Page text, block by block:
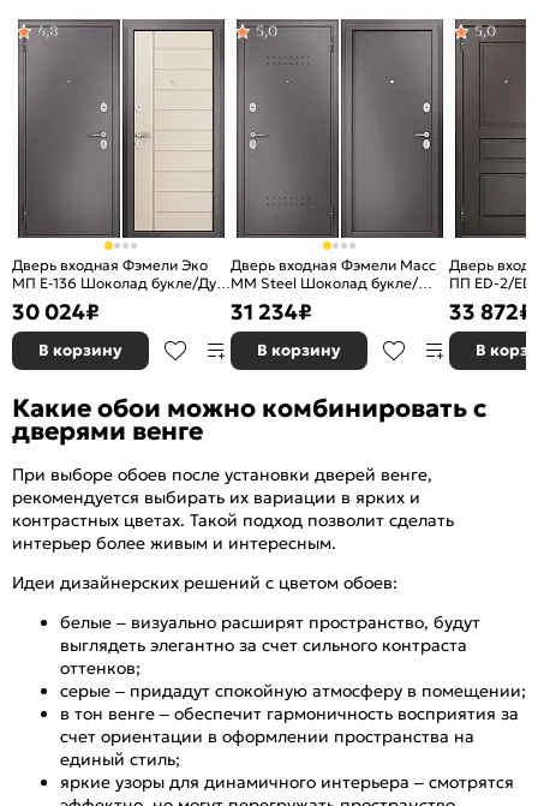
Дверь входная Фэмели Эко
МП E-136 Шоколад букле/Дуб
кофейный матовый, 2 замка
4,8
30 024₽
В корзину
Дверь входная Фэмели Масс
ММ Steel Шоколад букле/
Шоколад букле, 2 замка
5,0
31 234₽
В корзину
Дверь
ПП ED-2/
Шоколад
ларче, 2
задвижкой
5,0
33 872₽
В
Какие обои можно комбинировать с
дверями венге
При выборе обоев после установки дверей венге,
рекомендуется выбирать их вариации в ярких и
контрастных цветах. Такой подход позволит сделать
интерьер более живым и интересным.
Идеи дизайнерских решений с цветом обоев:
белые – визуально расширят пространство, будут
выглядеть элегантно за счет сильного контраста
оттенков;
серые – придадут спокойную атмосферу в помещении;
в тон венге – обеспечит гармоничность восприятия за
счет ориентации в оформлении пространства на
единый стиль;
яркие узоры для динамичного интерьера – смотрятся